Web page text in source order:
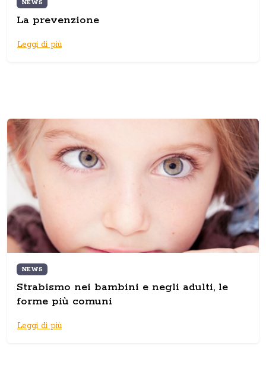
NEWS
La prevenzione
Leggi di più
NEWS
Strabismo nei bambini e negli adulti, le
forme più comuni
Leggi di più